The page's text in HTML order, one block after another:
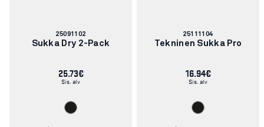
Tuotenumero:
25091102
Sukka Dry 2-Pack
25.73€
Sis. alv
Tuotenumero:
25111104
Tekninen Sukka Pro
16.94€
Sis. alv